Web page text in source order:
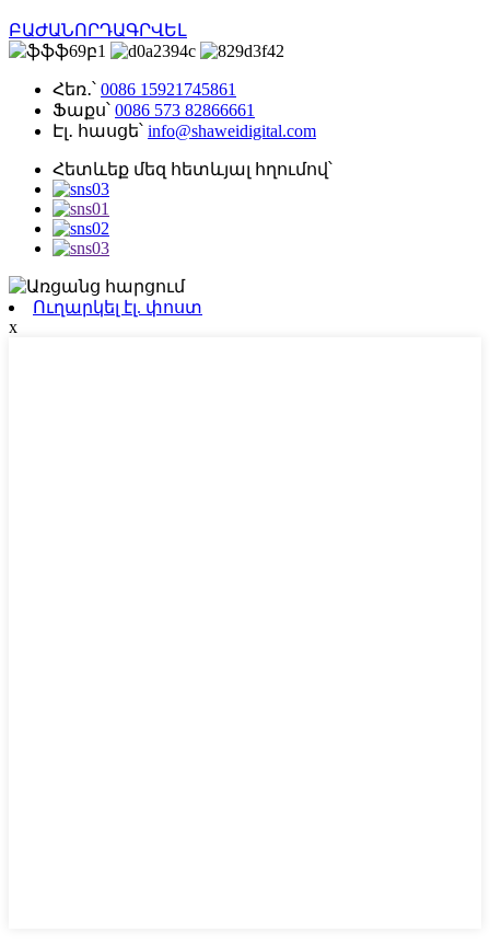
ԲԱԺԱՆՈՐԴԱԳՐՎԵԼ
Հեռ․՝ 0086 15921745861
Ֆաքս՝ 0086 573 82866661
Էլ․ հասցե՝ info@shaweidigital.com
Հետևեք մեզ հետևյալ հղումով՝
Ուղարկել էլ. փոստ
x